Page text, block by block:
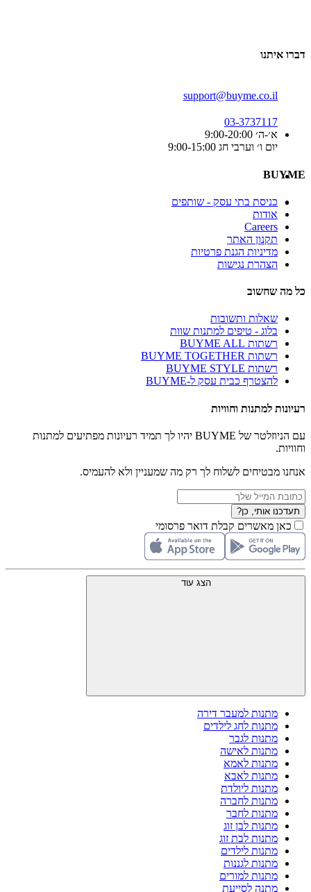
דברו איתנו
support@buyme.co.il
03-3737117
א׳-ה׳ 9:00-20:00
יום ו׳ וערבי חג 9:00-15:00
BUYME
כניסת בתי עסק - שותפים
אודות
Careers
תקנון האתר
מדיניות הגנת פרטיות
הצהרת נגישות
כל מה שחשוב
שאלות ותשובות
בלוג - טיפים למתנות שוות
רשתות BUYME ALL
רשתות BUYME TOGETHER
רשתות BUYME STYLE
להצטרף כבית עסק ל-BUYME
רעיונות למתנות וחוויות
עם הניוזלטר של BUYME יהיו לך תמיד רעיונות מפתיעים למתנות
וחוויות.
אנחנו מבטיחים לשלוח לך רק מה שמעניין ולא להעמיס.
תעדכנו אותי, כן?
כאן מאשרים קבלת דואר פרסומי
הצג עוד
מתנות למעבר דירה
מתנות לחג לילדים
מתנות לגבר
מתנות לאישה
מתנות לאמא
מתנות לאבא
מתנות ליולדת
מתנות לחברה
מתנות לחבר
מתנות לבן זוג
מתנות לבת זוג
מתנות לילדים
מתנות לגננות
מתנות למורים
מתנה לסייעת